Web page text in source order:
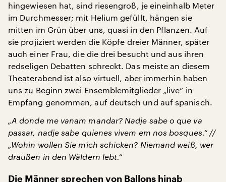
hingewiesen hat, sind riesengroß, je eineinhalb Meter
im Durchmesser; mit Helium gefüllt, hängen sie
mitten im Grün über uns, quasi in den Pflanzen. Auf
sie projiziert werden die Köpfe dreier Männer, später
auch einer Frau, die die drei besucht und aus ihren
redseligen Debatten schreckt. Das meiste an diesem
Theaterabend ist also virtuell, aber immerhin haben
uns zu Beginn zwei Ensemblemitglieder „live“ in
Empfang genommen, auf deutsch und auf spanisch.
„A donde me vanam mandar? Nadje sabe o que va
passar, nadje sabe quienes vivem em nos bosques.“ //
„Wohin wollen Sie mich schicken? Niemand weiß, wer
draußen in den Wäldern lebt.“
Die Männer sprechen von Ballons hinab